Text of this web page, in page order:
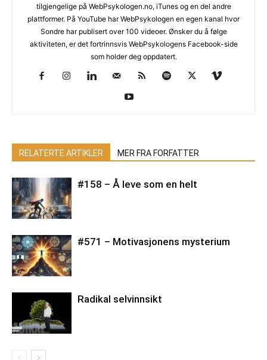
tilgjengelige på WebPsykologen.no, iTunes og en del andre
plattformer. På YouTube har WebPsykologen en egen kanal hvor
Sondre har publisert over 100 videoer. Ønsker du å følge
aktiviteten, er det fortrinnsvis WebPsykologens Facebook-side
som holder deg oppdatert.
RELATERTE ARTIKLER MER FRA FORFATTER
#158 – Å leve som en helt
#571 – Motivasjonens mysterium
Radikal selvinnsikt